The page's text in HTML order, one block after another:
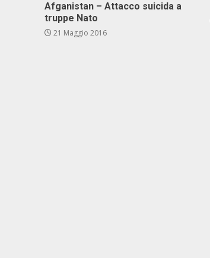
Afganistan – Attacco suicida a
truppe Nato
21 Maggio 2016